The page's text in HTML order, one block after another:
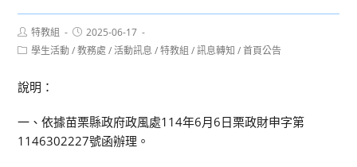
Post
author:
特教組
Post
published:
2025-06-17
Post學生活動 / 教務處 / 活動訊息 / 特教組 / 訊息轉知 / 首頁公告
說明：
一、依據苗栗縣政府政風處114年6月6日栗政財申字第
1146302227號函辦理。